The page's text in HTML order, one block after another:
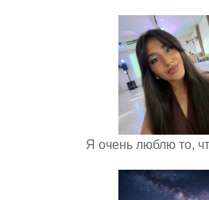
Я очень люблю то,